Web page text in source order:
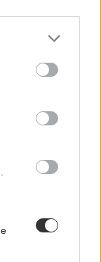
indul a
hírei
ponthatárok
eredményekre, mi
a ponthatárt
kezdhetnek